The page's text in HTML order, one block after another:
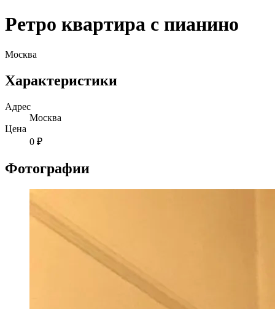
Ретро квартира с пианино
Москва
Характеристики
Адрес
Москва
Цена
0 ₽
Фотографии